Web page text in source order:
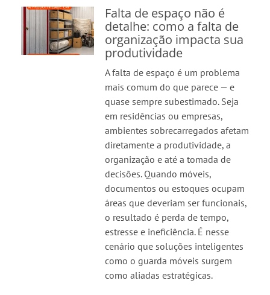
Falta de espaço não é
detalhe: como a falta de
organização impacta sua
produtividade
A falta de espaço é um problema
mais comum do que parece — e
quase sempre subestimado. Seja
em residências ou empresas,
ambientes sobrecarregados afetam
diretamente a produtividade, a
organização e até a tomada de
decisões. Quando móveis,
documentos ou estoques ocupam
áreas que deveriam ser funcionais,
o resultado é perda de tempo,
estresse e ineficiência. É nesse
cenário que soluções inteligentes
como o guarda móveis surgem
como aliadas estratégicas.